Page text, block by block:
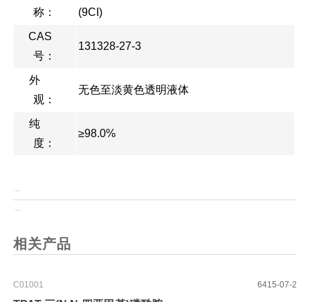
称：
(9CI)
CAS
号：
131328-27-3
外
观：
无色至淡黄色透明液体
纯
度：
≥98.0%
相关产品
C01001 6415-07-2